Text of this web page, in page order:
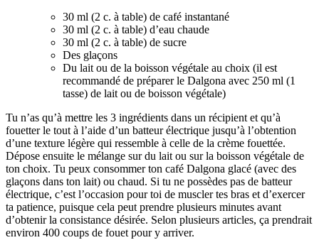
30 ml (2 c. à table) de café instantané
30 ml (2 c. à table) d’eau chaude
30 ml (2 c. à table) de sucre
Des glaçons
Du lait ou de la boisson végétale au choix (il est
recommandé de préparer le Dalgona avec 250 ml (1
tasse) de lait ou de boisson végétale)
Tu n’as qu’à mettre les 3 ingrédients dans un récipient et qu’à
fouetter le tout à l’aide d’un batteur électrique jusqu’à l’obtention
d’une texture légère qui ressemble à celle de la crème fouettée.
Dépose ensuite le mélange sur du lait ou sur la boisson végétale de
ton choix. Tu peux consommer ton café Dalgona glacé (avec des
glaçons dans ton lait) ou chaud. Si tu ne possèdes pas de batteur
électrique, c’est l’occasion pour toi de muscler tes bras et d’exercer
ta patience, puisque cela peut prendre plusieurs minutes avant
d’obtenir la consistance désirée. Selon plusieurs articles, ça prendrait
environ 400 coups de fouet pour y arriver.